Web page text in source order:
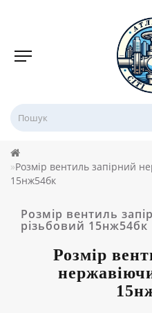
Розмір вентиль запірний
15нж54бк
Розмір вентиль
різьбовий 15нж54бк
Розмір